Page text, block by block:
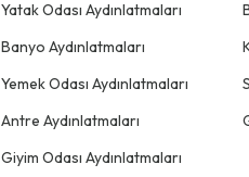
Yatak Odası Aydınlatmaları
Banyo Aydınlatmaları
Yemek Odası Aydınlatmaları
Antre Aydınlatmaları
Giyim Odası Aydınlatmaları